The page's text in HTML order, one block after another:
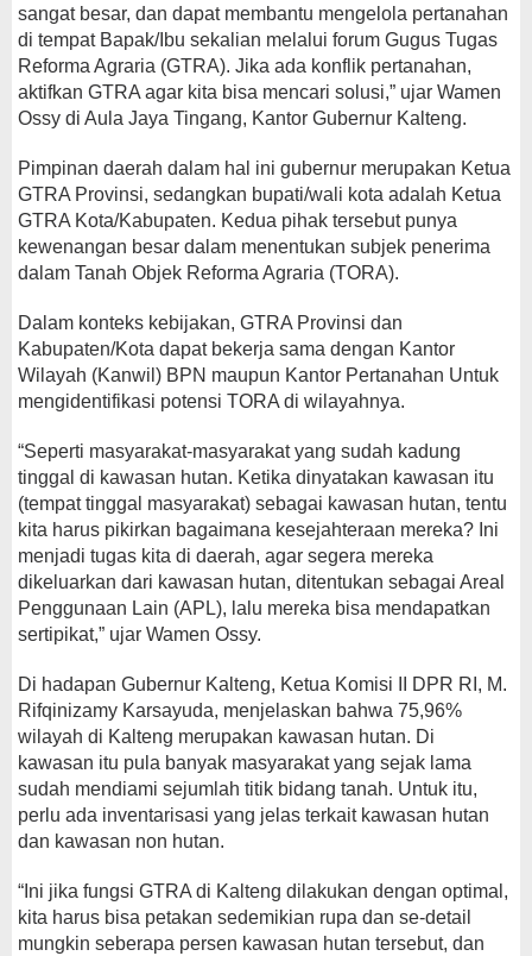
sangat besar, dan dapat membantu mengelola pertanahan
di tempat Bapak/Ibu sekalian melalui forum Gugus Tugas
Reforma Agraria (GTRA). Jika ada konflik pertanahan,
aktifkan GTRA agar kita bisa mencari solusi,” ujar Wamen
Ossy di Aula Jaya Tingang, Kantor Gubernur Kalteng.
Pimpinan daerah dalam hal ini gubernur merupakan Ketua
GTRA Provinsi, sedangkan bupati/wali kota adalah Ketua
GTRA Kota/Kabupaten. Kedua pihak tersebut punya
kewenangan besar dalam menentukan subjek penerima
dalam Tanah Objek Reforma Agraria (TORA).
Dalam konteks kebijakan, GTRA Provinsi dan
Kabupaten/Kota dapat bekerja sama dengan Kantor
Wilayah (Kanwil) BPN maupun Kantor Pertanahan Untuk
mengidentifikasi potensi TORA di wilayahnya.
“Seperti masyarakat-masyarakat yang sudah kadung
tinggal di kawasan hutan. Ketika dinyatakan kawasan itu
(tempat tinggal masyarakat) sebagai kawasan hutan, tentu
kita harus pikirkan bagaimana kesejahteraan mereka? Ini
menjadi tugas kita di daerah, agar segera mereka
dikeluarkan dari kawasan hutan, ditentukan sebagai Areal
Penggunaan Lain (APL), lalu mereka bisa mendapatkan
sertipikat,” ujar Wamen Ossy.
Di hadapan Gubernur Kalteng, Ketua Komisi II DPR RI, M.
Rifqinizamy Karsayuda, menjelaskan bahwa 75,96%
wilayah di Kalteng merupakan kawasan hutan. Di
kawasan itu pula banyak masyarakat yang sejak lama
sudah mendiami sejumlah titik bidang tanah. Untuk itu,
perlu ada inventarisasi yang jelas terkait kawasan hutan
dan kawasan non hutan.
“Ini jika fungsi GTRA di Kalteng dilakukan dengan optimal,
kita harus bisa petakan sedemikian rupa dan se-detail
mungkin seberapa persen kawasan hutan tersebut, dan